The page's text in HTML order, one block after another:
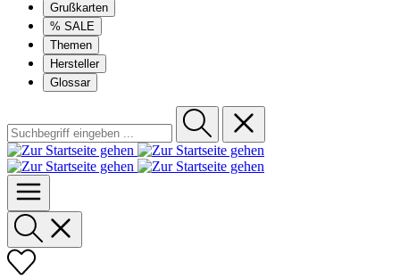
Grußkarten
% SALE
Themen
Hersteller
Glossar